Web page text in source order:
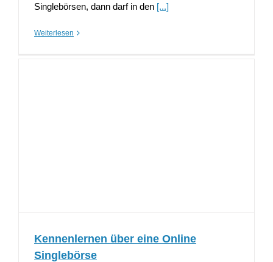
Singlebörsen, dann darf in den [...]
Weiterlesen
Kennenlernen über eine Online
Singlebörse